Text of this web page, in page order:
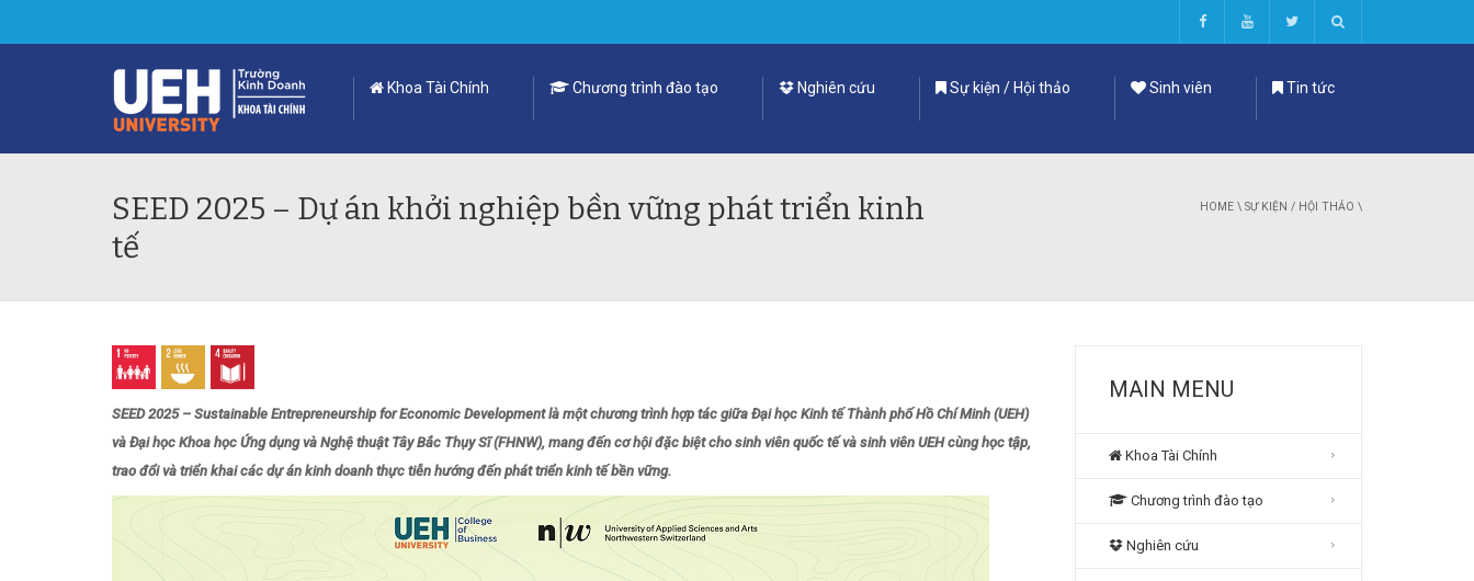
Khoa Tài Chính Chương trình đào tạo Nghiên cứu Sự kiện / Hội thảo Sinh viên Tin tức
SEED 2025 – Dự án khởi nghiệp bền vững phát triển kinh
tế
HOME \ SỰ KIỆN / HỘI THẢO \
SEED 2025 – Sustainable Entrepreneurship for Economic Development là một chương trình hợp tác giữa Đại học Kinh tế Thành phố Hồ Chí Minh (UEH)
và Đại học Khoa học Ứng dụng và Nghệ thuật Tây Bắc Thụy Sĩ (FHNW), mang đến cơ hội đặc biệt cho sinh viên quốc tế và sinh viên UEH cùng học tập,
trao đổi và triển khai các dự án kinh doanh thực tiễn hướng đến phát triển kinh tế bền vững.
MAIN MENU
Khoa Tài Chính
Chương trình đào tạo
Nghiên cứu